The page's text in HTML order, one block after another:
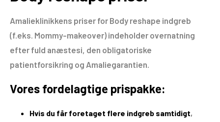
Amalieklinikkens priser for Body reshape indgreb
(f.eks. Mommy-makeover) indeholder overnatning
efter fuld anæstesi, den obligatoriske
patientforsikring og Amaliegarantien.
Vores fordelagtige prispakke:
Hvis du får foretaget flere indgreb samtidigt,